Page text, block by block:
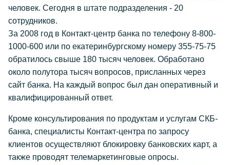
человек. Сегодня в штате подразделения - 20
сотрудников.
За 2008 год в Контакт-центр банка по телефону 8-800-
1000-600 или по екатеринбургскому номеру 355-75-75
обратилось свыше 180 тысяч человек. Обработано
около полутора тысяч вопросов, присланных через
сайт банка. На каждый вопрос был дан оперативный и
квалифицированный ответ.
Кроме консультирования по продуктам и услугам СКБ-
банка, специалисты Контакт-центра по запросу
клиентов осуществляют блокировку банковских карт, а
также проводят телемаркетинговые опросы.